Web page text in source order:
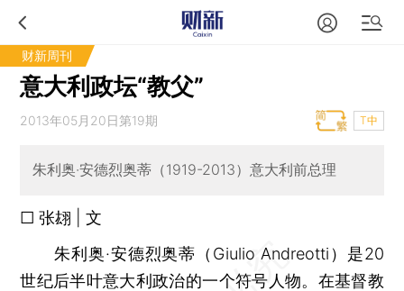
财新周刊
意大利政坛“教父”
2013年05月20日第19期 T中
朱利奥·安德烈奥蒂（1919-2013）意大利前总理
□ 张翃 | 文
朱利奥·安德烈奥蒂（Giulio Andreotti）是20
世纪后半叶意大利政治的一个符号人物。在基督教